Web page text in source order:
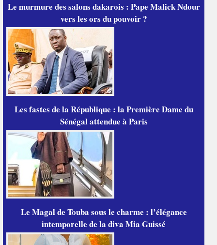
Le murmure des salons dakarois : Pape Malick Ndour
vers les ors du pouvoir ?
Les fastes de la République : la Première Dame du
Sénégal attendue à Paris
Le Magal de Touba sous le charme : l’élégance
intemporelle de la diva Mia Guissé